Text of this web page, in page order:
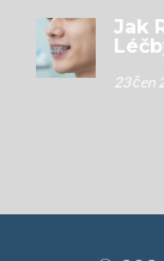
Jak
23 čen